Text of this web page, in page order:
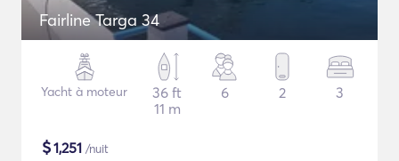
Fairline Targa 34
Yacht à moteur
36 ft
11 m
6 2 3
$1,251 /nuit